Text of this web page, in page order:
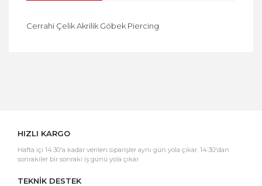
Cerrahi Çelik Akrilik Göbek Piercing
HIZLI KARGO
Hafta içi 14:30'a kadar verilen siparişler aynı gün yola çıkar. 14:30'dan
sonrakiler bir sonraki iş günü yola çıkar.
TEKNİK DESTEK